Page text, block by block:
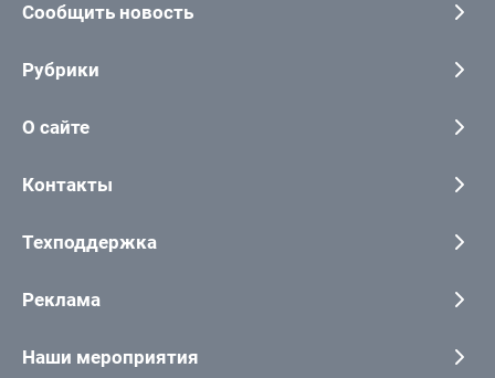
Сообщить новость
Рубрики
О сайте
Контакты
Техподдержка
Реклама
Наши мероприятия